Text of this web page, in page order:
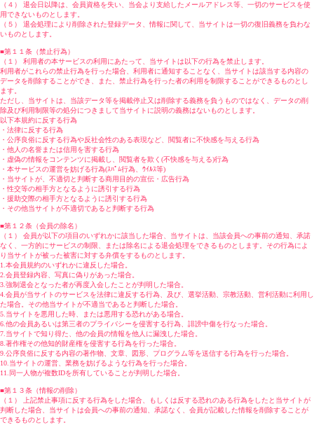
（４） 退会日以降は、会員資格を失い、当会より支給したメールアドレス等、一切のサービスを使
用できないものとします。
（５） 退会処理により削除された登録データ、情報に関して、当サイトは一切の復旧義務を負わな
いものとします。
■第１１条（禁止行為）
（１） 利用者の本サービスの利用にあたって、当サイトは以下の行為を禁止します。
利用者がこれらの禁止行為を行った場合、利用者に通知することなく、当サイトは該当する内容の
データを削除することができ、また、禁止行為を行った者の利用を制限することができるものとし
ます。
ただし、当サイトは、当該データ等を掲載停止又は削除する義務を負うものではなく、データの削
除及び利用制限等の処分につきまして当サイトに説明の義務はないものとします。
以下本規約に反する行為
・法律に反する行為
・公序良俗に反する行為や反社会性のある表現など、閲覧者に不快感を与える行為
・他人の名誉または信用を害する行為
・虚偽の情報をコンテンツに掲載し、閲覧者を欺く(不快感を与える)行為
・本サービスの運営を妨げる行為(ｽﾊﾟﾑ行為、ｳｲﾙｽ等)
・当サイトが、不適切と判断する商用目的の宣伝・広告行為
・性交等の相手方となるように誘引する行為
・援助交際の相手方となるように誘引する行為
・その他当サイトが不適切であると判断する行為
■第１２条（会員の除名）
（１） 会員が以下の項目のいずれかに該当した場合、当サイトは、当該会員への事前の通知、承諾
なく、一方的にサービスの制限、または除名による退会処理をできるものとします。その行為によ
り当サイトが被った被害に対する弁償をするものとします。
1.本会員規約のいずれかに違反した場合。
2.会員登録内容、写真に偽りがあった場合。
3.強制退会となった者が再度入会したことが判明した場合。
4.会員が当サイトのサービスを法律に違反する行為、及び、選挙活動、宗教活動、営利活動に利用し
た場合。その他当サイトが不適当であると判断した場合。
5.当サイトを悪用した時、または悪用する恐れがある場合。
6.他の会員あるいは第三者のプライバシーを侵害する行為、誹謗中傷を行なった場合。
7.当サイトで知り得た、他の会員の情報を他人に漏洩した場合。
8.著作権その他知的財産権を侵害する行為を行った場合。
9.公序良俗に反する内容の著作物、文章、図形、プログラム等を送信する行為を行った場合。
10.当サイトの運営、業務を妨げるような行為を行った場合。
11.同一人物が複数IDを所有していることが判明した場合。
■第１３条（情報の削除）
（１） 上記禁止事項に反する行為をした場合、もしくは反する恐れのある行為をしたと当サイトが
判断した場合、当サイトは会員への事前の通知、承諾なく、会員が記載した情報を削除することが
できるものとします。